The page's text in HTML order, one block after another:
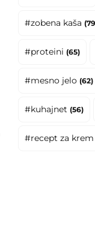
#zobena kaša
#proteini(65)
#mesno jelo(62)
#kuhajnet(56)
#recept za